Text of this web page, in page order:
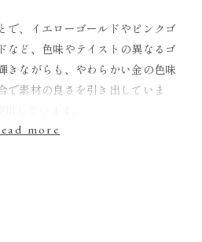
で、イエローゴールドやピンクゴ
など、色味やテイストの異なるゴ
きながらも、やわらかい金の色味
で素材の良さを引き出していま
は、リング本体よりも純度の低いものにな